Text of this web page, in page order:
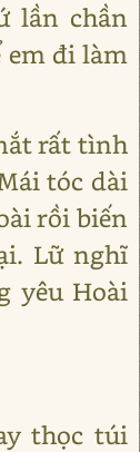
lần chần
em đi làm
rất tình
tóc dài
rồi biến
Lữ nghĩ
yêu Hoài
thọc túi